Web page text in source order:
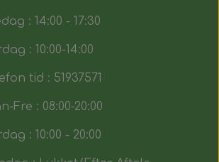
: 14:00 - 17:30
: 10:00-14:00
tid : 51937571
Fre : 08:00-20:00
: 10:00 - 20:00